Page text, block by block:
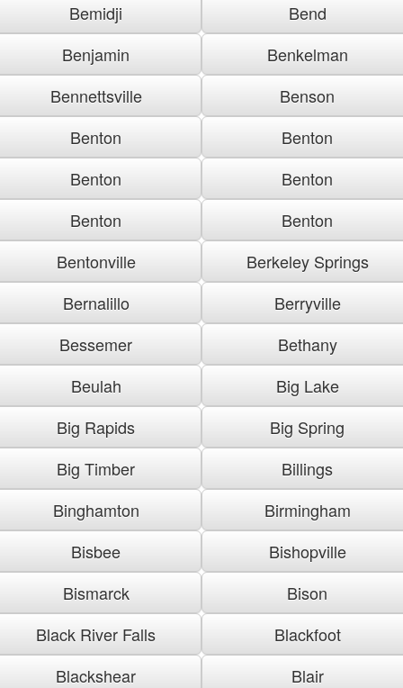
Bemidji
Bend
Benjamin
Benkelman
Bennettsville
Benson
Benton
Benton
Benton
Benton
Benton
Benton
Bentonville
Berkeley Springs
Bernalillo
Berryville
Bessemer
Bethany
Beulah
Big Lake
Big Rapids
Big Spring
Big Timber
Billings
Binghamton
Birmingham
Bisbee
Bishopville
Bismarck
Bison
Black River Falls
Blackfoot
Blackshear
Blair